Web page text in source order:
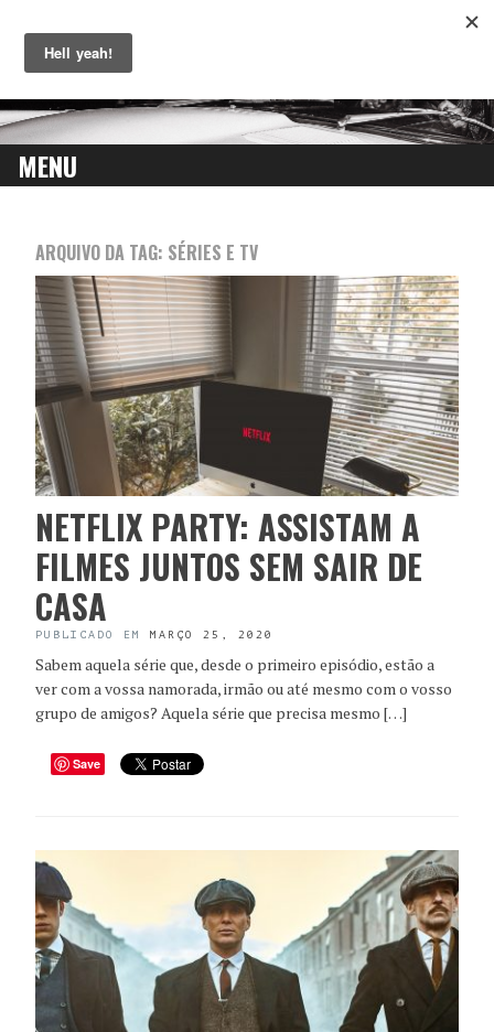
MENU
CONTENT
ARQUIVO DA TAG: SÉRIES E TV
NETFLIX PARTY: ASSISTAM A
FILMES JUNTOS SEM SAIR DE
CASA
PUBLICADO EM MARÇO 25, 2020
Sabem aquela série que, desde o primeiro episódio, estão a
ver com a vossa namorada, irmão ou até mesmo com o vosso
grupo de amigos? Aquela série que precisa mesmo […]
Save